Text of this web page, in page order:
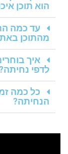
הוא תוכן
עד כמה
מהתוכן
איך
לדפי
כל כמה
הנחיתה?